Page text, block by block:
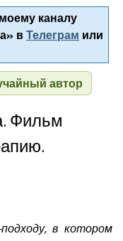
каналу
вТелеграм или
автор
Фильм
в котором